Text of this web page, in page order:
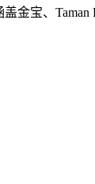
盖金宝、Taman